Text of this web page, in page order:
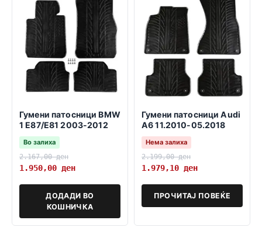
Гумени патосници BMW
1 E87/E81 2003-2012
Во залиха
2.167,00ден
1.950,00 ден
ДОДАДИ ВО
КОШНИЧКА
Гумени патосници Audi
A6 11.2010-05.2018
Нема залиха
2.199,00ден
1.979,10 ден
ПРОЧИТАЈ ПОВЕЌЕ